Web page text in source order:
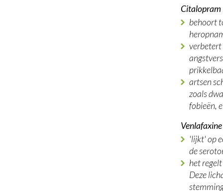
Citalopram
behoort
verbetert
artsen
zoals
fobieën,
Venlafaxine
'lijkt' op
de
het
Deze